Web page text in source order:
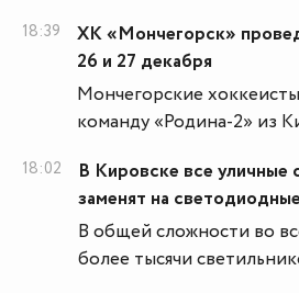
18:39
ХК «Мончегорск»
26 и 27 декабря
Мончегорские
команду «Родина-2» из
18:02
В Кировске все уличные
заменят на светодиодные
В общей сложности во
более тысячи